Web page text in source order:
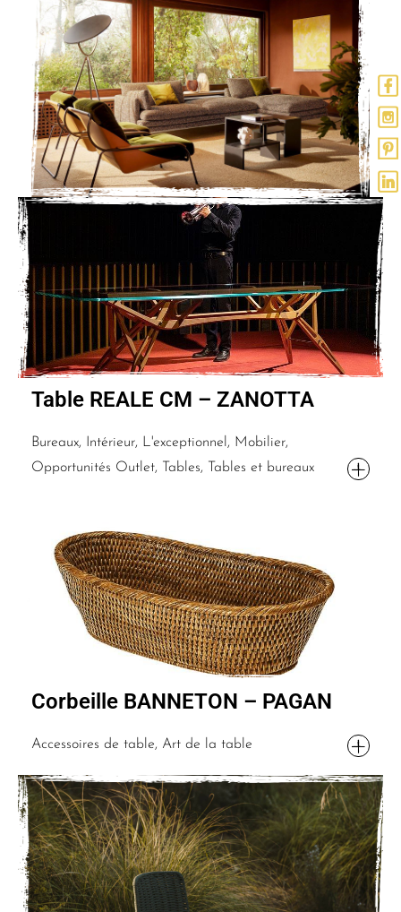
Table REALE CM – ZANOTTA
Bureaux, Intérieur, L'exceptionnel, Mobilier,
Opportunités Outlet, Tables, Tables et bureaux
Corbeille BANNETON – PAGAN
Accessoires de table, Art de la table